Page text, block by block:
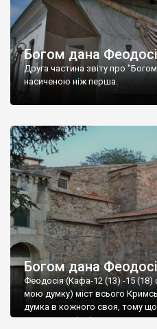
Богом дана
Друга частина звіту про
насиченою ніж перша.
Богом дана
Феодосія (Кафа-12 (13) -15 (18)
мою думку) міст всього
думка в кожного своя, тому
запрошую відвідати це